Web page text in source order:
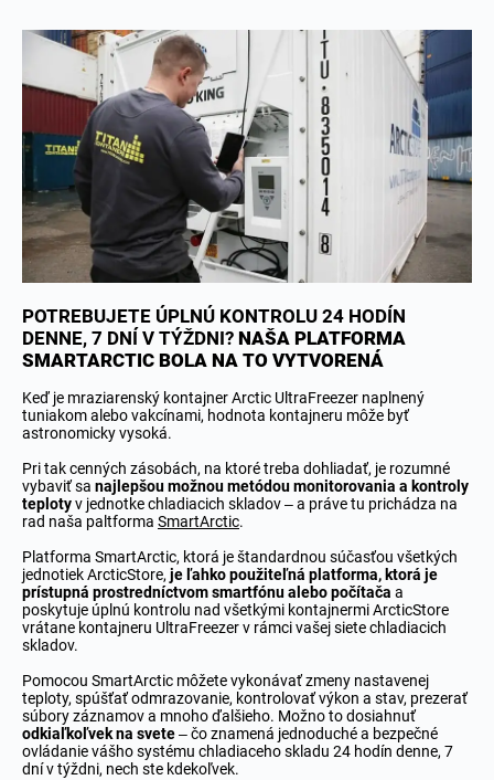
POTREBUJETE ÚPLNÚ KONTROLU 24 HODÍN
DENNE, 7 DNÍ V TÝŽDNI? NAŠA PLATFORMA
SMARTARCTIC BOLA NA TO VYTVORENÁ
Keď je mraziarenský kontajner Arctic UltraFreezer naplnený
tuniakom alebo vakcínami, hodnota kontajneru môže byť
astronomicky vysoká.
Pri tak cenných zásobách, na ktoré treba dohliadať, je rozumné
vybaviť sa najlepšou možnou metódou monitorovania a kontroly
teplotyv jednotke chladiacich skladov – a práve tu prichádza na
rad naša paltforma SmartArctic.
Platforma SmartArctic, ktorá je štandardnou súčasťou všetkých
jednotiek ArcticStore,je ľahko použiteľná platforma, ktorá je
prístupná prostredníctvom smartfónu alebo počítača a
poskytuje úplnú kontrolu nad všetkými kontajnermi ArcticStore
vrátane kontajneru UltraFreezer v rámci vašej siete chladiacich
skladov.
Pomocou SmartArctic môžete vykonávať zmeny nastavenej
teploty, spúšťať odmrazovanie, kontrolovať výkon a stav, prezerať
súbory záznamov a mnoho ďalšieho. Možno to dosiahnuť
odkiaľkoľvek na svete– čo znamená jednoduché a bezpečné
ovládanie vášho systému chladiaceho skladu 24 hodín denne, 7
dní v týždni, nech ste kdekoľvek.